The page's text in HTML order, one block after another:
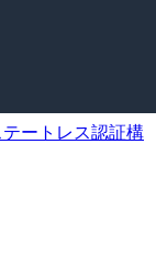
ートレス認証構